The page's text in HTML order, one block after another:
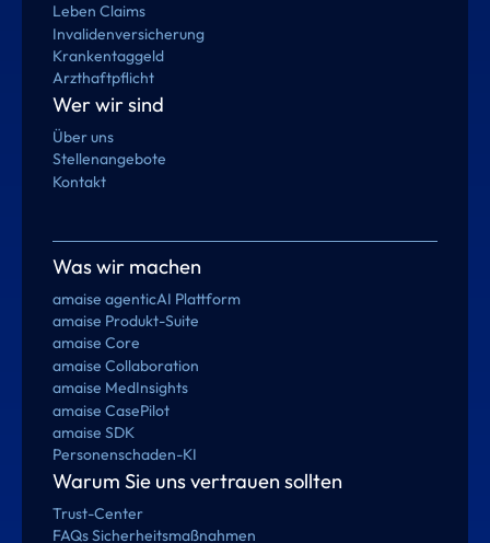
Leben Claims
Invalidenversicherung
Krankentaggeld
Arzthaftpflicht
Wer wir sind
Über uns
Stellenangebote
Kontakt
Was wir machen
amaise agenticAI Plattform
amaise Produkt-Suite
amaise Core
amaise Collaboration
amaise MedInsights
amaise CasePilot
amaise SDK
Personenschaden-KI
Warum Sie uns vertrauen sollten
Trust-Center
FAQs Sicherheitsmaßnahmen